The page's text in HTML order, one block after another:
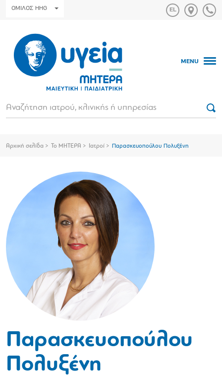
ΟΜΙΛΟΣ HHG
MENU
Αρχική σελίδα Το ΜΗΤΕΡΑ Ιατροί Παρασκευοπούλου Πολυξένη
Παρασκευοπούλου
Πολυξένη